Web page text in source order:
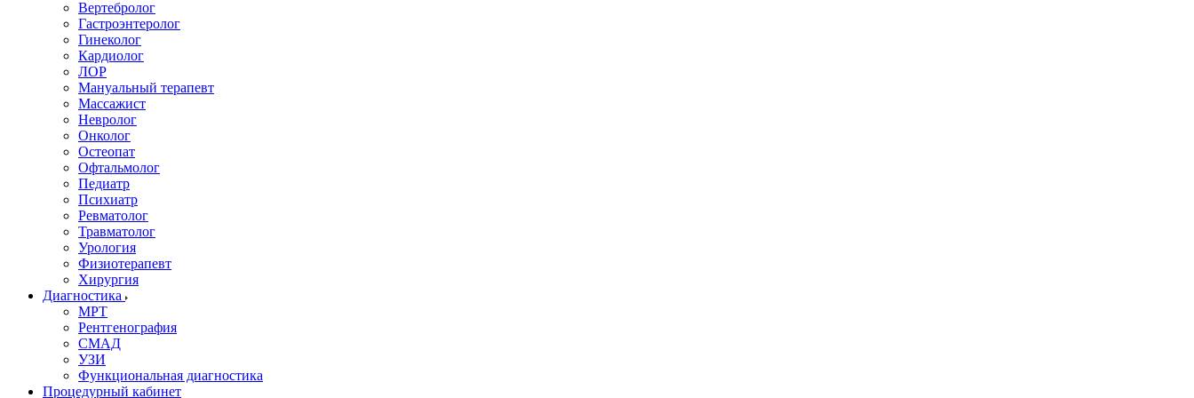
Вертебролог
Гастроэнтеролог
Гинеколог
Кардиолог
ЛОР
Мануальный терапевт
Массажист
Невролог
Онколог
Остеопат
Офтальмолог
Педиатр
Психиатр
Ревматолог
Травматолог
Урология
Физиотерапевт
Хирургия
Диагностика
МРТ
Рентгенография
СМАД
УЗИ
Функциональная диагностика
Процедурный кабинет